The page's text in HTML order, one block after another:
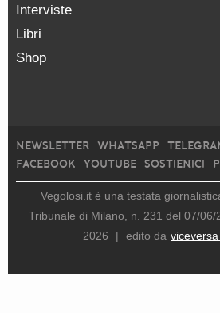
Interviste
Libri
Shop
NEWSLETTER WHATSAPP
FACEBOOK
YOUTUBE SOSTIENICI
Vegolosi.it è una testata
Tribunale di Milano, n. 231 del 07/06/
2026
| edito da